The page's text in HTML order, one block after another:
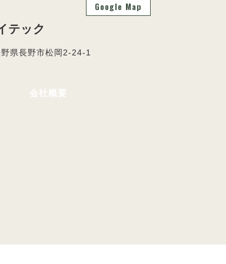
Google Map
テック
県長野市松岡2-24-1
会社概要